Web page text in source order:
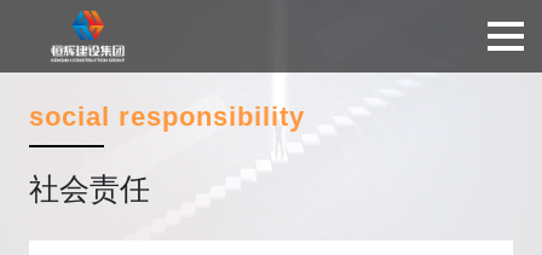
social responsibility
社会责任